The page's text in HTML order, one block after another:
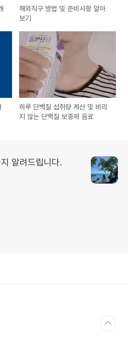
해외직구 방법 및 준비사항 알아
보기
하루 단백질 섭취량 계산 및 비리
지 않는 단백질 보충제 음료
알려드립니다.